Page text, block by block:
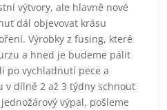
výtvory, ale hlavně nové
dál objevovat krásu
Výrobky z fusing, které
a hned je budeme pálit
po vychladnutí pece a
v dílně 2 až 3 týdny schnout
výpal, pošleme